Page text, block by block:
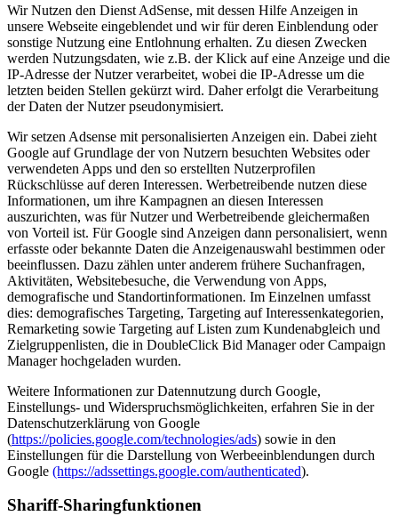
Wir Nutzen den Dienst AdSense, mit dessen Hilfe Anzeigen in
unsere Webseite eingeblendet und wir für deren Einblendung oder
sonstige Nutzung eine Entlohnung erhalten. Zu diesen Zwecken
werden Nutzungsdaten, wie z.B. der Klick auf eine Anzeige und die
IP-Adresse der Nutzer verarbeitet, wobei die IP-Adresse um die
letzten beiden Stellen gekürzt wird. Daher erfolgt die Verarbeitung
der Daten der Nutzer pseudonymisiert.
Wir setzen Adsense mit personalisierten Anzeigen ein. Dabei zieht
Google auf Grundlage der von Nutzern besuchten Websites oder
verwendeten Apps und den so erstellten Nutzerprofilen
Rückschlüsse auf deren Interessen. Werbetreibende nutzen diese
Informationen, um ihre Kampagnen an diesen Interessen
auszurichten, was für Nutzer und Werbetreibende gleichermaßen
von Vorteil ist. Für Google sind Anzeigen dann personalisiert, wenn
erfasste oder bekannte Daten die Anzeigenauswahl bestimmen oder
beeinflussen. Dazu zählen unter anderem frühere Suchanfragen,
Aktivitäten, Websitebesuche, die Verwendung von Apps,
demografische und Standortinformationen. Im Einzelnen umfasst
dies: demografisches Targeting, Targeting auf Interessenkategorien,
Remarketing sowie Targeting auf Listen zum Kundenabgleich und
Zielgruppenlisten, die in DoubleClick Bid Manager oder Campaign
Manager hochgeladen wurden.
Weitere Informationen zur Datennutzung durch Google,
Einstellungs- und Widerspruchsmöglichkeiten, erfahren Sie in der
Datenschutzerklärung von Google
(https://policies.google.com/technologies/ads) sowie in den
Einstellungen für die Darstellung von Werbeeinblendungen durch
Google (https://adssettings.google.com/authenticated).
Shariff-Sharingfunktionen